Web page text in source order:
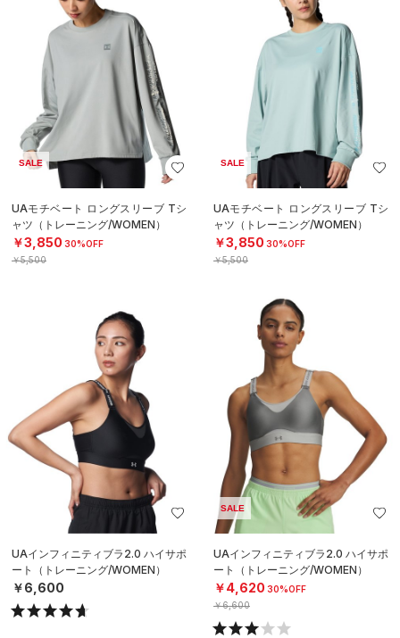
SALE
UAモチベート ロングスリーブ Tシ
ャツ（トレーニング/WOMEN）
￥3,850 30%OFF
￥5,500
SALE
UAモチベート ロングスリーブ Tシ
ャツ（トレーニング/WOMEN）
￥3,850 30%OFF
￥5,500
UAインフィニティブラ2.0 ハイサポ
ート（トレーニング/WOMEN）
￥6,600
SALE
UAインフィニティブラ2.0 ハイサポ
ート（トレーニング/WOMEN）
￥4,620 30%OFF
￥6,600